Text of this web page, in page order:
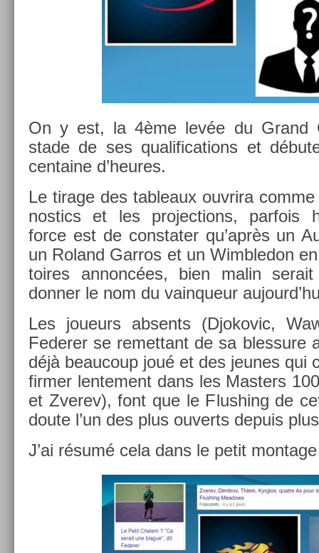
On y est, la 4ème levée du Grand
stade de ses qualifica­tions et
cen­taine d’heures.
Le tirage des tab­leaux ouv­rira
nos­tics et les pro­jec­tions, par­fois
force est de con­stat­er qu’après un
un Roland Gar­ros et un Wimbledon
toires an­noncées, bien malin
donn­er le nom du vain­queur
Les joueurs ab­sents (Djokovic,
Feder­er se re­met­tant de sa bles­sure
déjà be­aucoup joué et des jeunes qui
firm­er len­te­ment dans les Mast­ers
et Zverev), font que le Flush­ing de
doute l’un des plus ouverts de­puis
J’ai résumé cela dans le petit